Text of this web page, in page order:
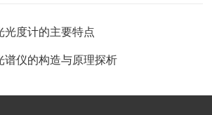
光度计的主要特点
谱仪的构造与原理探析